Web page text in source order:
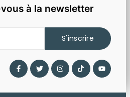
à la newsletter
S'inscrire